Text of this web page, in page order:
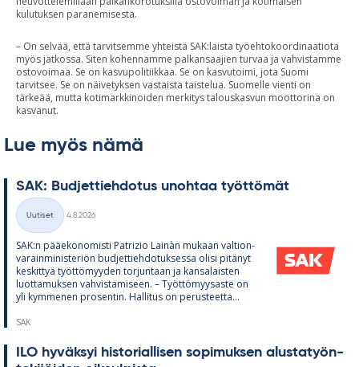
kulutuksen paranemisesta.
– On selvää, että tarvitsemme yhteistä SAK:laista työehtokoordinaatiota
myös jatkossa. Siten kohennamme palkansaajien turvaa ja vahvistamme
ostovoimaa. Se on kasvupolitiikkaa. Se on kasvutoimi, jota Suomi
tarvitsee. Se on näivetyksen vastaista taistelua. Suomelle vienti on
tärkeää, mutta kotimarkkinoiden merkitys talouskasvun moottorina on
kasvanut.
Lue myös nämä
SAK: Bud­jet­tieh­do­tus unoh­taa työt­tö­mät
Kategoriat
Uutiset
4.8.2026
SAK:n pää­e­ko­no­misti Pat­rizio Lainàn mu­kaan val­tion­
va­rain­mi­nis­te­riön bud­jet­tieh­do­tuk­sessa olisi pi­tä­nyt
kes­kit­tyä työt­tö­myy­den tor­jun­taan ja kan­sa­lais­ten
luot­ta­muk­sen vah­vis­ta­mi­seen. – Työt­tö­myy­saste on
yli kym­me­nen pro­sen­tin. Hal­li­tus on pe­rus­teetta...
SAK
ILO hy­väk­syi his­to­rial­li­sen so­pi­muk­sen alus­ta­työn­